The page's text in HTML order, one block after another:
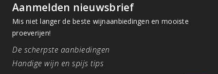
Aanmelden nieuwsbrief
Mis niet langer de beste wijnaanbiedingen en mooiste
proeverijen!
De scherpste aanbiedingen
Handige wijn en spijs tips